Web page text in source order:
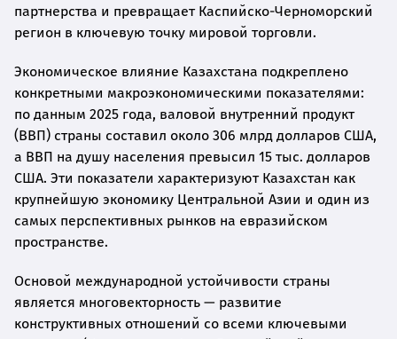
партнерства и превращает Каспийско-Черноморский
регион в ключевую точку мировой торговли.
Экономическое влияние Казахстана подкреплено
конкретными макроэкономическими показателями:
по данным 2025 года, валовой внутренний продукт
(ВВП) страны составил около 306 млрд долларов США,
а ВВП на душу населения превысил 15 тыс. долларов
США. Эти показатели характеризуют Казахстан как
крупнейшую экономику Центральной Азии и один из
самых перспективных рынков на евразийском
пространстве.
Основой международной устойчивости страны
является многовекторность — развитие
конструктивных отношений со всеми ключевыми